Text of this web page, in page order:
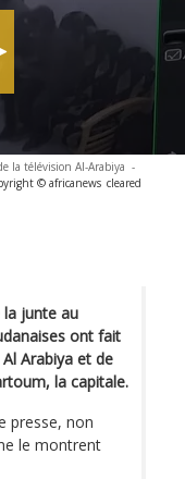
la télévision Al-Arabiya -
© africanews cleared
la junte au
ont fait
Arabiya et de
la capitale.
presse, non
le montrent